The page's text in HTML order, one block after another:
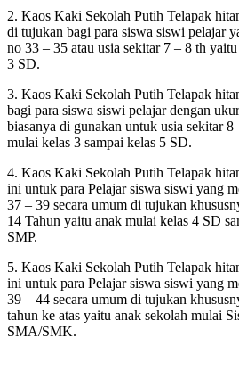
2. Kaos Kaki Sekolah Putih Telapak
di tujukan bagi para siswa siswi pelajar
no 33 – 35 atau usia sekitar 7 – 8 th
3 SD.
3. Kaos Kaki Sekolah Putih Telapak
bagi para siswa siswi pelajar dengan
biasanya di gunakan untuk usia sekitar
mulai kelas 3 sampai kelas 5 SD.
4. Kaos Kaki Sekolah Putih Telapak
ini untuk para Pelajar siswa siswi yang
37 – 39 secara umum di tujukan
14 Tahun yaitu anak mulai kelas 4 SD
SMP.
5. Kaos Kaki Sekolah Putih Telapak
ini untuk para Pelajar siswa siswi yang
39 – 44 secara umum di tujukan
tahun ke atas yaitu anak sekolah mulai
SMA/SMK.